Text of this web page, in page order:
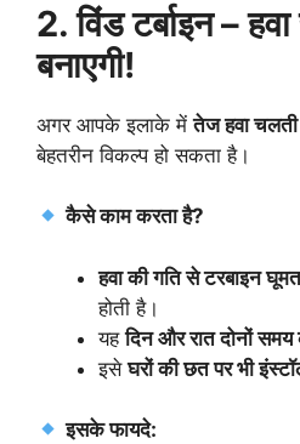
2. विंड टर्बाइन –
बनाएगी!
अगर आपके इलाके मेंतेज हवा
बेहतरीन विकल्प हो सकता है।
कैसे काम करता है?
हवा की गति से टरबाइन
होती है।
यहदिन और रात दोनों
इसेघरों की छत पर भी
इसके फायदे: